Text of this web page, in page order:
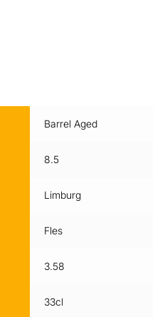
Barrel Aged
8.5
Limburg
Fles
3.58
33cl